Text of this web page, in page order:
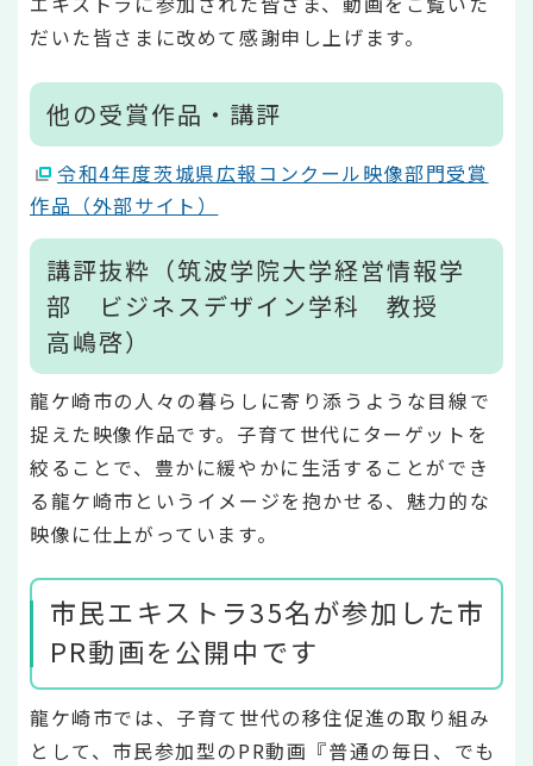
だいた皆さまに改めて感謝申し上げます。
他の受賞作品・講評
令和4年度茨城県広報コンクール映像部門受賞
作品（外部サイト）
講評抜粋（筑波学院大学経営情報学
部 ビジネスデザイン学科 教授
高嶋啓）
龍ケ崎市の人々の暮らしに寄り添うような目線で
捉えた映像作品です。子育て世代にターゲットを
絞ることで、豊かに緩やかに生活することができ
る龍ケ崎市というイメージを抱かせる、魅力的な
映像に仕上がっています。
市民エキストラ35名が参加した市
PR動画を公開中です
龍ケ崎市では、子育て世代の移住促進の取り組み
として、市民参加型のPR動画『普通の毎日、でも